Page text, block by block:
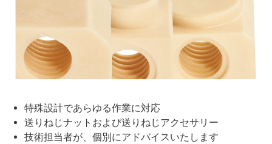
特殊設計であらゆる作業に対応
送りねじナットおよび送りねじアクセサリー
技術担当者が、個別にアドバイスいたします